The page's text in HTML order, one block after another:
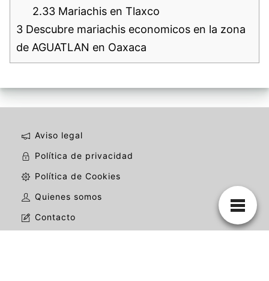
2.33 Mariachis en Tlaxco
3 Descubre mariachis economicos en la zona
de AGUATLAN en Oaxaca
Aviso legal
Política de privacidad
Política de Cookies
Quienes somos
Contacto